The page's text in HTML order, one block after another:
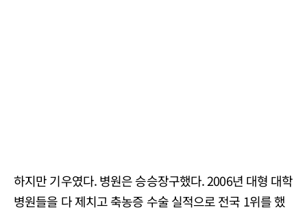
하지만 기우였다. 병원은 승승장구했다. 2006년 대형 대학
병원들을 다 제치고 축농증 수술 실적으로 전국 1위를 했